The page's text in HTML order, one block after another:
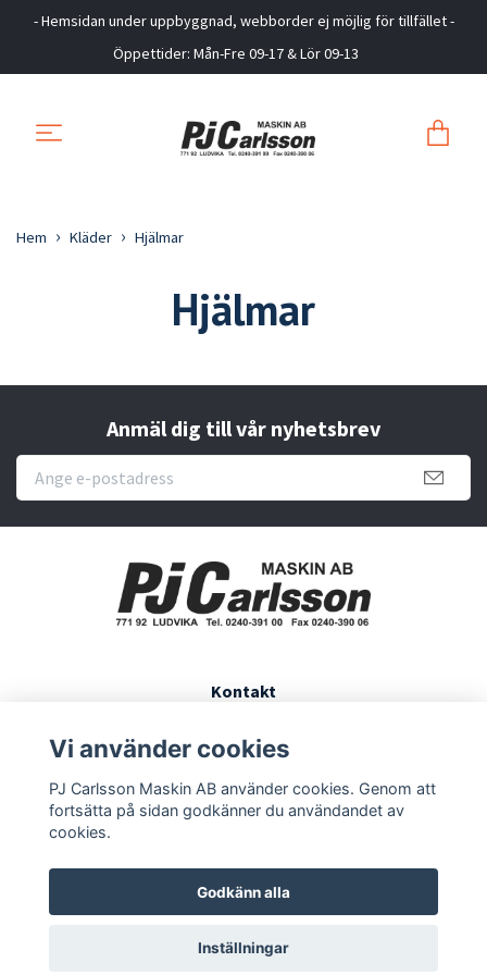
- Hemsidan under uppbyggnad, webborder ej möjlig för tillfället -
Öppettider: Mån-Fre 09-17 & Lör 09-13
Hem Kläder Hjälmar
Hjälmar
Anmäl dig till vår nyhetsbrev
Kontakt
Finansiering
Öppettider
Vi använder cookies
PJ Carlsson Maskin AB använder cookies. Genom att
fortsätta på sidan godkänner du användandet av
cookies.
Godkänn alla
Inställningar